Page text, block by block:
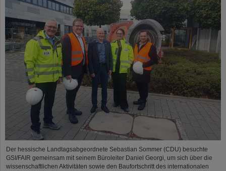
Der hessische Landtagsabgeordnete Sebastian Sommer (CDU) besuchte
GSI/FAIR gemeinsam mit seinem Büroleiter Daniel Georgi, um sich über die
wissenschaftlichen Aktivitäten sowie den Baufortschritt des internationalen